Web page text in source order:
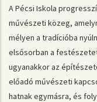
A Pécsi Iskola
művészeti közeg,
mélyen a tradícióba
elsősorban a
ugyanakkor az
előadó művészeti
hatnak egymásra, és